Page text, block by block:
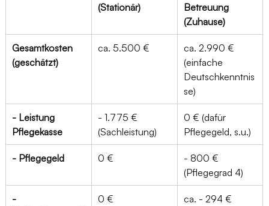
(Stationär)
Betreuung
(Zuhause)
Gesamtkosten
(geschätzt)
ca. 5.500 €
ca. 2.990 €
(einfache
Deutschkenntnis
se)
- Leistung
Pflegekasse
- 1.775 €
(Sachleistung)
0 € (dafür
Pflegegeld, s.u.)
- Pflegegeld 0 €
- 800 €
(Pflegegrad 4)
-
0 €
ca. - 294 €